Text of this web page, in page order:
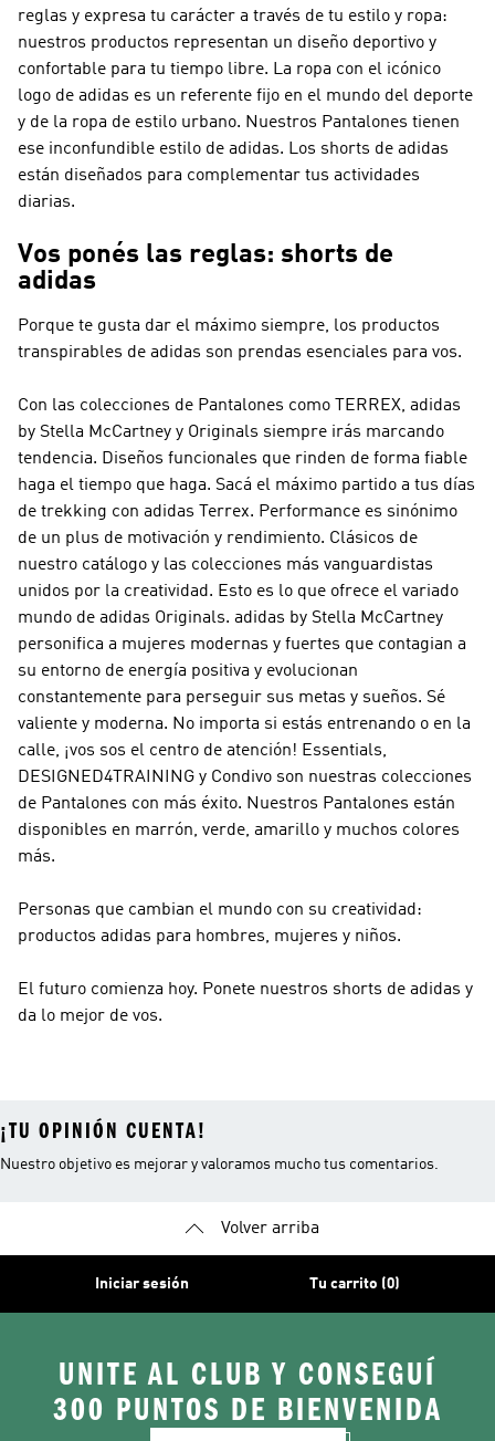
reglas y expresa tu carácter a través de tu estilo y ropa:
nuestros productos representan un diseño deportivo y
confortable para tu tiempo libre. La ropa con el icónico
logo de adidas es un referente fijo en el mundo del deporte
y de la ropa de estilo urbano. Nuestros Pantalones tienen
ese inconfundible estilo de adidas. Los shorts de adidas
están diseñados para complementar tus actividades
diarias.
Vos ponés las reglas: shorts de
adidas
Porque te gusta dar el máximo siempre, los productos
transpirables de adidas son prendas esenciales para vos.
Con las colecciones de Pantalones como
TERREX, adidas
by Stella McCartney y Originals siempre irás marcando
tendencia. Diseños funcionales que rinden de forma fiable
haga el tiempo que haga. Sacá el máximo partido a tus días
de trekking con adidas Terrex. Performance es sinónimo
de un plus de motivación y rendimiento. Clásicos de
nuestro catálogo y las colecciones más vanguardistas
unidos por la creatividad. Esto es lo que ofrece el variado
mundo de adidas Originals. adidas by Stella McCartney
personifica a mujeres modernas y fuertes que contagian a
su entorno de energía positiva y evolucionan
constantemente para perseguir sus metas y sueños. Sé
valiente y moderna. No importa si estás entrenando o en la
calle, ¡vos sos el centro de atención! Essentials,
DESIGNED4TRAINING y Condivo son nuestras colecciones
de Pantalones con más éxito. Nuestros Pantalones están
disponibles en marrón, verde, amarillo y muchos colores
más.
Personas que cambian el mundo con su creatividad:
productos adidas para hombres, mujeres y niños.
El futuro comienza hoy. Ponete nuestros shorts de adidas y
da lo mejor de vos.
¡TU OPINIÓN CUENTA!
Nuestro objetivo es mejorar y valoramos mucho tus comentarios.
Volver arriba
Iniciar sesión Tu carrito (0)
UNITE AL CLUB Y CONSEGUÍ
300 PUNTOS DE BIENVENIDA